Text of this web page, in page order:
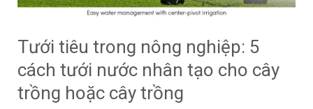
Tưới tiêu trong nông nghiệp: 5
cách tưới nước nhân tạo cho cây
trồng hoặc cây trồng
5
tưới
nước
nhân
tạo